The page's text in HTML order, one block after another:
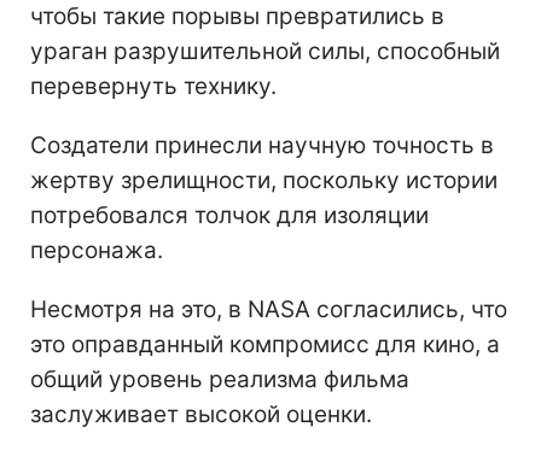
чтобы такие порывы превратились в
ураган разрушительной силы, способный
перевернуть технику.
Создатели принесли научную точность в
жертву зрелищности, поскольку истории
потребовался толчок для изоляции
персонажа.
Несмотря на это, в NASA согласились, что
это оправданный компромисс для кино, а
общий уровень реализма фильма
заслуживает высокой оценки.